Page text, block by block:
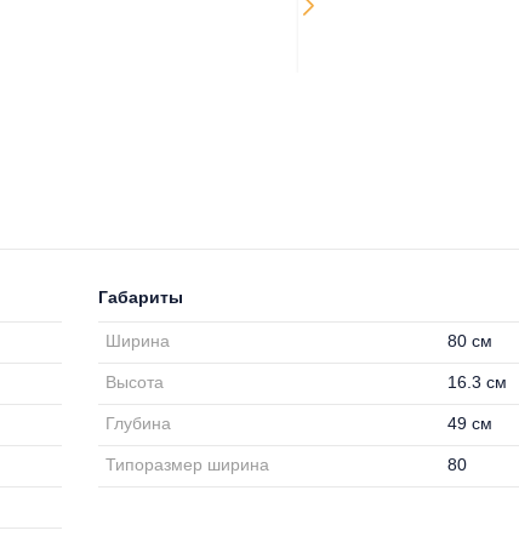
Габариты
Ширина 80 см
Высота 16.3 см
Глубина 49 см
Типоразмер ширина 80